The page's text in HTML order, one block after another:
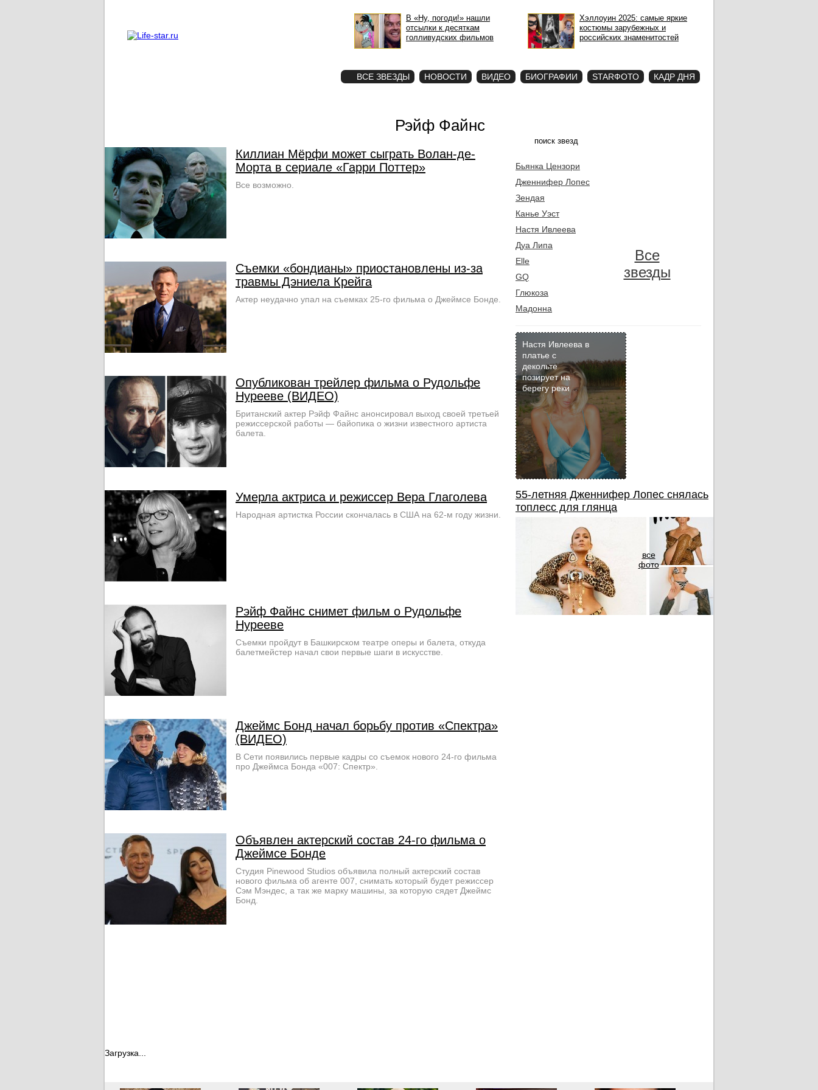
В «Ну, погоди!» нашли
отсылки к десяткам
голливудских фильмов
Хэллоуин 2025: самые яркие
костюмы зарубежных и
российских знаменитостей
ВСЕ ЗВЕЗДЫ НОВОСТИ ВИДЕО БИОГРАФИИ STARФОТО КАДР ДНЯ
Рэйф Файнс
Киллиан Мёрфи может сыграть Волан-де-
Морта в сериале «Гарри Поттер»
Все возможно.
Съемки «бондианы» приостановлены из-за
травмы Дэниела Крейга
Актер неудачно упал на съемках 25-го фильма о Джеймсе Бонде.
Опубликован трейлер фильма о Рудольфе
Нурееве (ВИДЕО)
Британский актер Рэйф Файнс анонсировал выход своей третьей
режиссерской работы — байопика о жизни известного артиста
балета.
Умерла актриса и режиссер Вера Глаголева
Народная артистка России скончалась в США на 62-м году жизни.
Рэйф Файнс снимет фильм о Рудольфе
Нурееве
Съемки пройдут в Башкирском театре оперы и балета, откуда
балетмейстер начал свои первые шаги в искусстве.
Джеймс Бонд начал борьбу против «Спектра»
(ВИДЕО)
В Сети появились первые кадры со съемок нового 24-го фильма
про Джеймса Бонда «007: Спектр».
Объявлен актерский состав 24-го фильма о
Джеймсе Бонде
Студия Pinewood Studios объявила полный актерский состав
нового фильма об агенте 007, снимать который будет режиссер
Сэм Мэндес, а так же марку машины, за которую сядет Джеймс
Бонд.
Загрузка...
Бьянка Цензори
Дженнифер Лопес
Зендая
Канье Уэст
Настя Ивлеева
Дуа Липа
Elle
GQ
Глюкоза
Мадонна
Все
звезды
Настя Ивлеева в
платье с
декольте
позирует на
берегу реки
55-летняя Дженнифер Лопес снялась
топлесс для глянца
все
фото